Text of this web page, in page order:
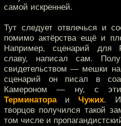
самой искренней.
Тут следует отвлечься и
помимо актёрства ещё и
Например, сценарий для
славу, написал сам.
свидетельством — мешки
сценарий он писал в
Камероном — ну, с
ТерминатораиЧужих.
творцов получился такой
том числе и